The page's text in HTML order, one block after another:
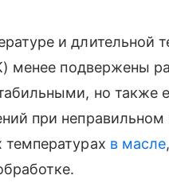
и длительной
менее подвержены
но также
при неправильном
в масле